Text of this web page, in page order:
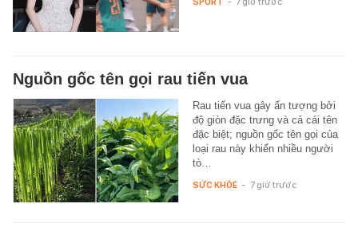
Nguồn gốc tên gọi rau tiến vua
Rau tiến vua gây ấn tượng bởi
độ giòn đặc trưng và cả cái tên
đặc biệt; nguồn gốc tên gọi của
loại rau này khiến nhiều người
tò…
SỨC KHỎE - 7 giờ trước